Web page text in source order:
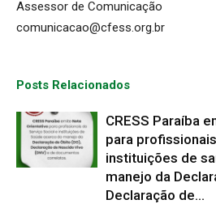
Assessor de Comunicação
comunicacao@cfess.org.br
Posts Relacionados
CRESS Paraíba
para
instituições de
manejo da
Declaração de...